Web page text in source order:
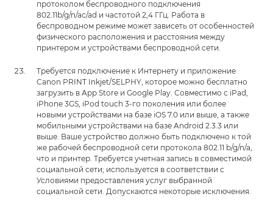
протоколом беспроводного подключения
802.11b/g/n/ac/ad и частотой 2,4 ГГц. Работа в
беспроводном режиме может зависеть от особенностей
физического расположения и расстояния между
принтером и устройствами беспроводной сети.
Требуется подключение к Интернету и приложение
Canon PRINT Inkjet/SELPHY, которое можно бесплатно
загрузить в App Store и Google Play. Совместимо с iPad,
iPhone 3GS, iPod touch 3-го поколения или более
новыми устройствами на базе iOS 7.0 или выше, а также
мобильными устройствами на базе Android 2.3.3 или
выше. Ваше устройство должно быть подключено к той
же рабочей беспроводной сети протокола 802.11 b/g/n/a,
что и принтер. Требуется учетная запись в совместимой
социальной сети; используется в соответствии с
Условиями предоставления услуг выбранной
социальной сети. Допускаются некоторые исключения.